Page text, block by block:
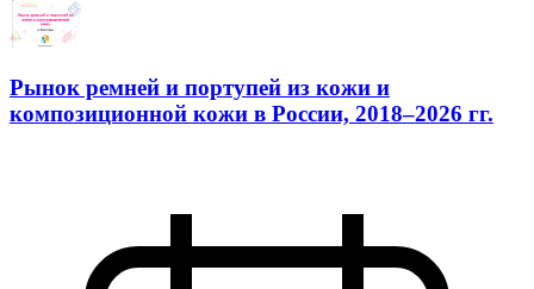
Рынок ремней и портупей из кожи и
композиционной кожи в России, 2018–2026 гг.